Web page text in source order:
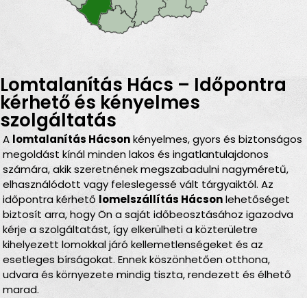
Lomtalanítás Hács – Időpontra
kérhető és kényelmes
szolgáltatás
A lomtalanítás Hácsonkényelmes, gyors és biztonságos
megoldást kínál minden lakos és ingatlantulajdonos
számára, akik szeretnének megszabadulni nagyméretű,
elhasználódott vagy feleslegessé vált tárgyaiktól. Az
időpontra kérhető lomelszállítás Hácsonlehetőséget
biztosít arra, hogy Ön a saját időbeosztásához igazodva
kérje a szolgáltatást, így elkerülheti a közterületre
kihelyezett lomokkal járó kellemetlenségeket és az
esetleges bírságokat. Ennek köszönhetően otthona,
udvara és környezete mindig tiszta, rendezett és élhető
marad.